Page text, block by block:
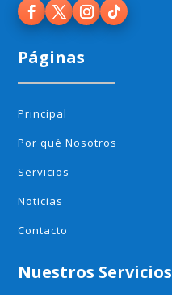
Páginas
Principal
Por qué Nosotros
Servicios
Noticias
Contacto
Nuestros Servicios